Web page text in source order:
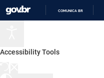
COMUNICA BR
Accessibility Tools